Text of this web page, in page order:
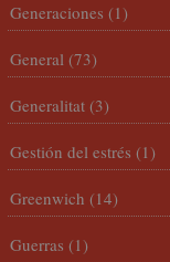
Generaciones (1)
General (73)
Generalitat (3)
Gestión del estrés (1)
Greenwich (14)
Guerras (1)